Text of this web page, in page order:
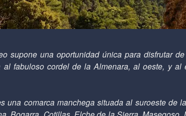
supone una oportunidad única para disfrutar
al fabuloso cordel de la Almenara, al oeste, y
una comarca manchega situada al suroeste de
Bogarra, Cotillas, Elche de la Sierra,